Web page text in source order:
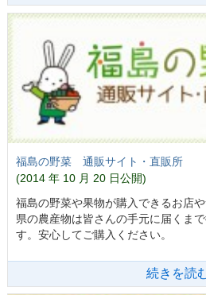
福島の野菜 通販サイト・直販所
(2014 年 10 月 20 日公開)
福島の野菜や果物が購入できるお店
県の農産物は皆さんの手元に届くま
す。安心してご購入ください。
続きを読